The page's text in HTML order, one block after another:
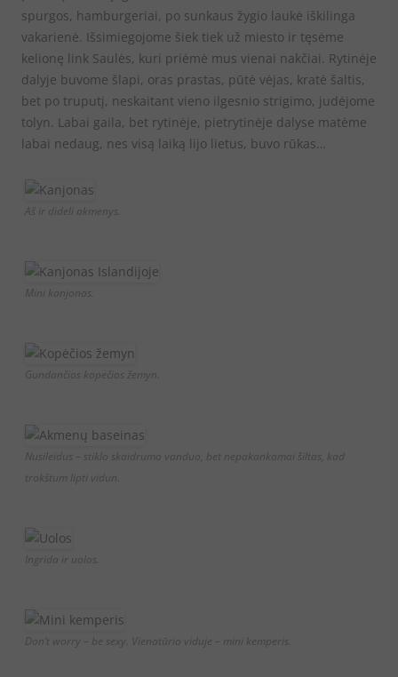
spurgos, hamburgeriai, po sunkaus žygio laukė iškilinga
vakarienė. Išsimiegojome šiek tiek už miesto ir tęsėme
kelionę link Saulės, kuri priėmė mus vienai nakčiai. Rytinėje
dalyje buvome šlapi, oras prastas, pūtė vėjas, kratė šaltis,
bet po truputį, neskaitant vieno ilgesnio strigimo, judėjome
tolyn. Labai gaila, bet rytinėje, pietrytinėje dalyse matėme
labai nedaug, nes visą laiką lijo lietus, buvo rūkas…
Aš ir dideli akmenys.
Mini kanjonas.
Gundančios kopėčios žemyn.
Nusileidus – stiklo skaidrumo vanduo, bet nepakankamai šiltas, kad
trokštum lipti vidun.
Ingrida ir uolos.
Don’t worry – be sexy. Vienatūrio viduje – mini kemperis.